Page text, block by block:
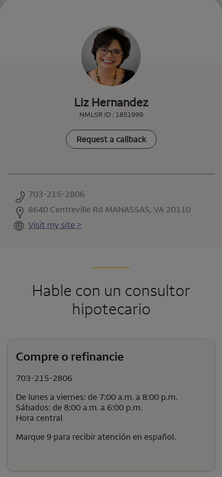
Liz Hernandez
NMLSR ID : 1851999
Request a callback
703-215-2806
8640 Centreville Rd MANASSAS, VA 20110
Visit my site >
Hable con un consultor
hipotecario
Compre o refinancie
703-215-2806
De lunes a viernes: de 7:00 a.m. a 8:00 p.m.
Sábados: de 8:00 a.m. a 6:00 p.m.
Hora central
Marque 9 para recibir atención en español.